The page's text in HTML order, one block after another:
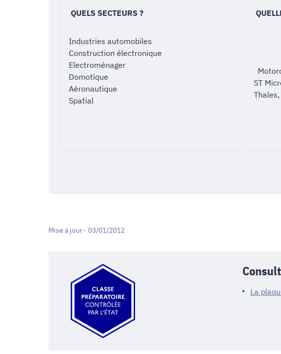
QUELS SECTEURS ?
Industries automobiles
Construction électronique
Electroménager
Domotique
Aéronautique
Spatial
ST
Mise à jour - 03/01/2012
La